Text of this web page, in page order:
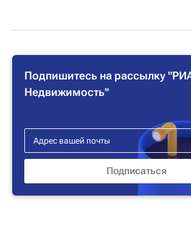
Подпишитесь на рассылку
Недвижимость"